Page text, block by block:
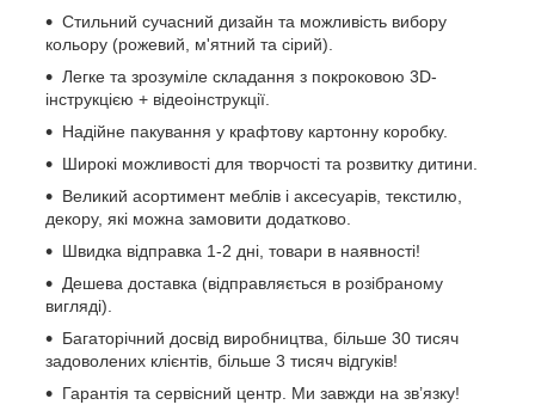
Стильний сучасний дизайн та можливість вибору
кольору (рожевий, м'ятний та сірий).
Легке та зрозуміле складання з покроковою 3D-
інструкцією + відеоінструкції.
Надійне пакування у крафтову картонну коробку.
Широкі можливості для творчості та розвитку дитини.
Великий асортимент меблів і аксесуарів, текстилю,
декору, які можна замовити додатково.
Швидка відправка 1-2 дні, товари в наявності!
Дешева доставка (відправляється в розібраному
вигляді).
Багаторічний досвід виробництва, більше 30 тисяч
задоволених клієнтів, більше 3 тисяч відгуків!
Гарантія та сервісний центр. Ми завжди на зв’язку!